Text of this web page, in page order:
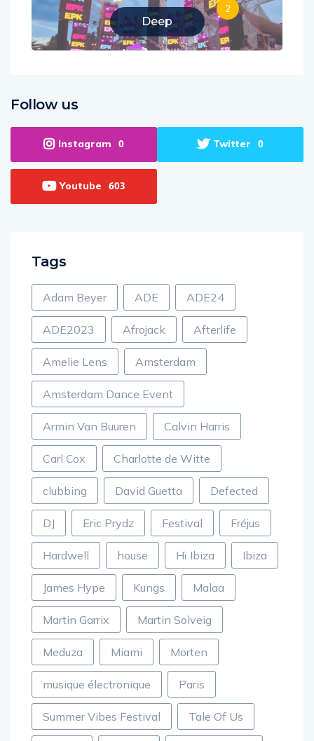
Deep
2
Follow us
Instagram 0 Twitter 0
Youtube 603
Tags
Adam Beyer ADE ADE24
ADE2023 Afrojack Afterlife
Amelie Lens Amsterdam
Amsterdam Dance Event
Armin Van Buuren Calvin Harris
Carl Cox Charlotte de Witte
clubbing David Guetta Defected
DJ Eric Prydz Festival Fréjus
Hardwell house Hï Ibiza Ibiza
James Hype Kungs Malaa
Martin Garrix Martin Solveig
Meduza Miami Morten
musique électronique Paris
Summer Vibes Festival Tale Of Us